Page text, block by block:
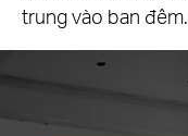
trung vào ban đêm.